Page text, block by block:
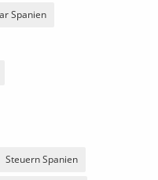
Spanien
Steuern Spanien